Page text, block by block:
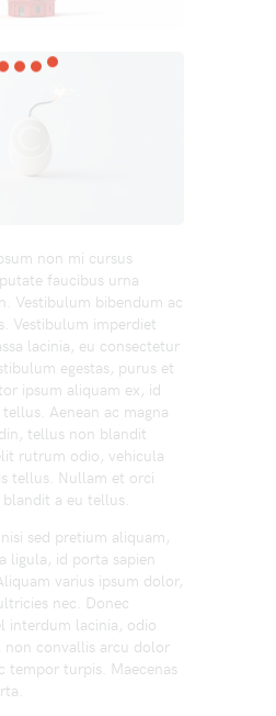
non mi cursus
faucibus urna
Vestibulum bibendum ac
Vestibulum imperdiet
lacinia, eu consectetur
egestas, purus et
ipsum aliquam ex, id
Aenean ac magna
tellus non blandit
rutrum odio, vehicula
tellus. Nullam et orci
a eu tellus.
sed pretium aliquam,
ligula, id porta sapien
varius ipsum dolor,
nec. Donec
interdum lacinia, odio
convallis arcu dolor
tempor turpis. Maecenas